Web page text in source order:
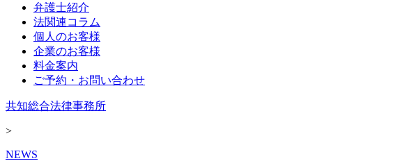
弁護士紹介
法関連コラム
個人のお客様
企業のお客様
料金案内
ご予約・お問い合わせ
共知総合法律事務所
>
NEWS